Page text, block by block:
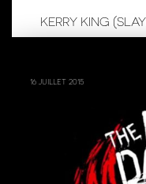
KERRY KING
16 juillet 2015